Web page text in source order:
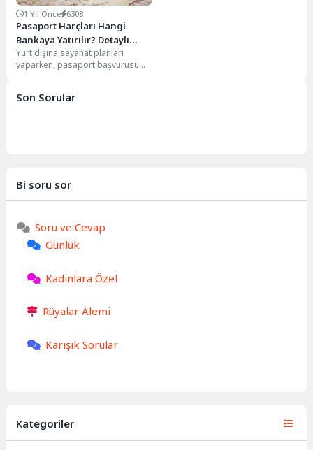
1 Yıl Önce 6308
Pasaport Harçları Hangi
Bankaya Yatırılır? Detaylı
Rehber
Yurt dışına seyahat planları
yaparken, pasaport başvurusu
pasaport...
Son Sorular
Bi soru sor
Soru ve Cevap
Günlük
Kadınlara Özel
Rüyalar Alemi
Karışık Sorular
Kategoriler